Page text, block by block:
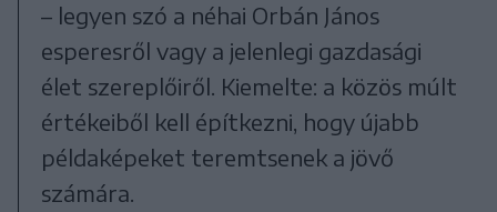
– legyen szó a néhai Orbán János
esperesről vagy a jelenlegi gazdasági
élet szereplőiről. Kiemelte: a közös múlt
értékeiből kell építkezni, hogy újabb
példaképeket teremtsenek a jövő
számára.